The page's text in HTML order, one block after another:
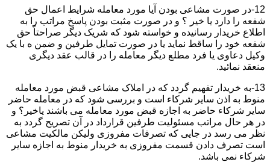
12-در صورت مشاعی بودن آیا مورد معامله شرایط اعمال حق
شفعه را دارد یا خیر ؟ و در صورت مثبت بودن پاسخ مراتب را به
اطلاع خریدار رسانیده و خواسته شود که شریک دیگر صراحتاً حق
شفعه خود را ساقط نماید یا در صورت تمایل طرفین و ضمن ه با یک
وکیل دعاوی یا فرد مطلع دیگر معامله را در قالب عقد دیگری
منعقد نمائید.
13-به خریدار تفهیم گردد که در املاک مشاعی قبض مورد معامله
منوط به اذن سایر شرکاء است و بررسی شود که در معامله حاضر
سایر شرکاء حاضر به اجازه قبض مورد معامله می باشند یاخیر؟ و
در هر حال مراتب مسئولیت طرفین قرارداد در آن تصریح گردد به
نظر می رسد در جایی که تصرفات مفروزی ولیکن مالکیت مشاعی
است تصرف دادن قسمت مفروزی به خریدار منوط به اجازه سایر
شرکاء نمی باشد.